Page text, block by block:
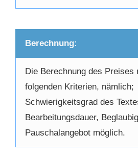
Berechnung:
Die Berechnung des
folgenden Kriterien, nämlich;
Schwierigkeitsgrad des
Bearbeitungsdauer,
Pauschalangebot möglich.